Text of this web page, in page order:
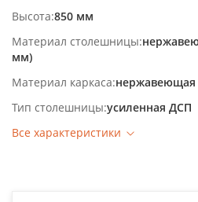
Высота 850 мм
Материал столешницы
мм)
Материал каркаса нержавеющая
Тип столешницы усиленная ДСП
Все характеристики